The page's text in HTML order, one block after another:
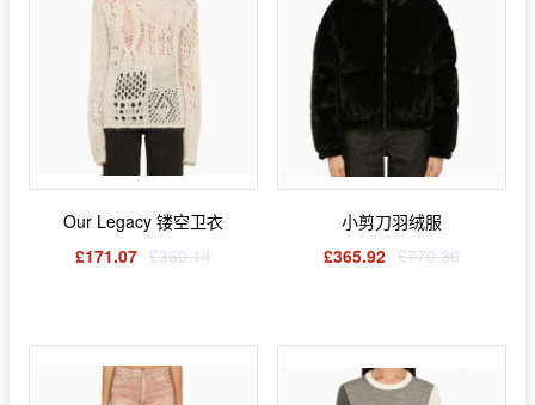
Our Legacy 镂空卫衣
£171.07 £360.14
小剪刀羽绒服
£365.92 £770.36